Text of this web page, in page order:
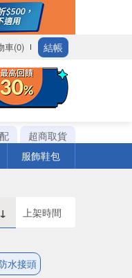
車(0) 結帳
超商取貨
服飾鞋包
上架時間
水接頭